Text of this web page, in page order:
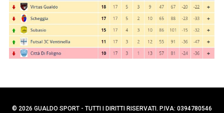
© 2026 GUALDO SPORT - TUTTI I DIRITTI RISERVATI. P.IVA: 0394780546